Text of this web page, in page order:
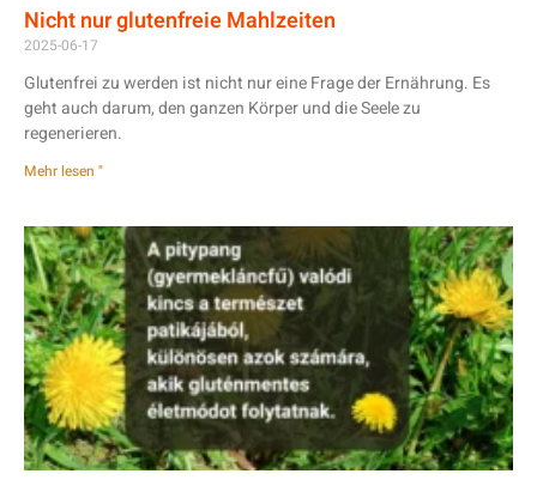
Nicht nur glutenfreie Mahlzeiten
2025-06-17
Glutenfrei zu werden ist nicht nur eine Frage der Ernährung. Es
geht auch darum, den ganzen Körper und die Seele zu
regenerieren.
Mehr lesen "